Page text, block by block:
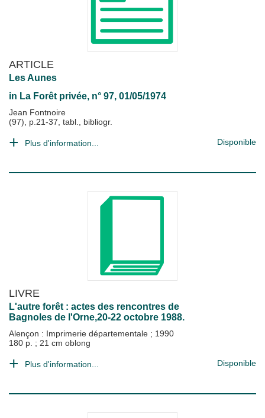
ARTICLE
Les Aunes
in La Forêt privée, n° 97, 01/05/1974
Jean Fontnoire
(97), p.21-37, tabl., bibliogr.
Plus d'information... Disponible
LIVRE
L'autre forêt : actes des rencontres de
Bagnoles de l'Orne,20-22 octobre 1988.
Alençon : Imprimerie départementale ; 1990
180 p. ; 21 cm oblong
Plus d'information... Disponible